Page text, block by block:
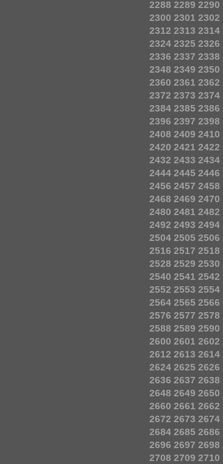
2288 2289 2290
2300 2301 2302
2312 2313 2314
2324 2325 2326
2336 2337 2338
2348 2349 2350
2360 2361 2362
2372 2373 2374
2384 2385 2386
2396 2397 2398
2408 2409 2410
2420 2421 2422
2432 2433 2434
2444 2445 2446
2456 2457 2458
2468 2469 2470
2480 2481 2482
2492 2493 2494
2504 2505 2506
2516 2517 2518
2528 2529 2530
2540 2541 2542
2552 2553 2554
2564 2565 2566
2576 2577 2578
2588 2589 2590
2600 2601 2602
2612 2613 2614
2624 2625 2626
2636 2637 2638
2648 2649 2650
2660 2661 2662
2672 2673 2674
2684 2685 2686
2696 2697 2698
2708 2709 2710